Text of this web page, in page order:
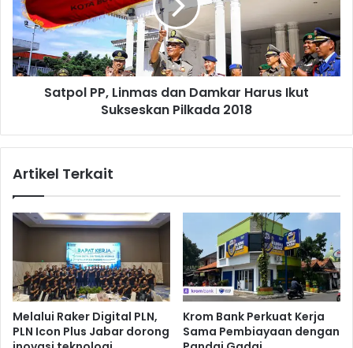
l
e
g
a
o
g
k
a
n
d
a
o
l
P
P
,
s
m
k
r
H
Satpol PP, Linmas dan Damkar Harus Ikut
Sukseskan Pilkada 2018
Artikel Terkait
Melalui Raker Digital PLN,
PLN Icon Plus Jabar dorong
Krom Bank Perkuat Kerja
Sama Pembiayaan dengan